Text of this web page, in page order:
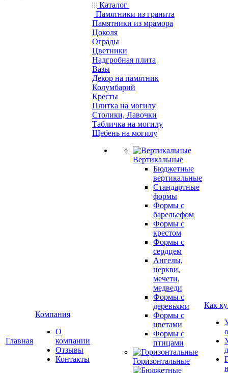
Главная
Компания
О
компании
Отзывы
Контакты
Каталог
Памятники из гранита
Памятники из мрамора
Цоколя
Ограды
Цветники
Надгробная плита
Вазы
Декор на памятник
Колумбарий
Кресты
Плитка на могилу
Столики, Лавочки
Табличка на могилу
Щебень на могилу
Вертикальные
Бюджетные
вертикальные
Стандартные
формы
Формы с
барельефом
Формы с
крестом
Формы с
сердцем
Ангелы,
церкви,
мечети,
медведи
Формы с
деревьями
Формы с
цветами
Формы с
птицами
Горизонтальные
Как